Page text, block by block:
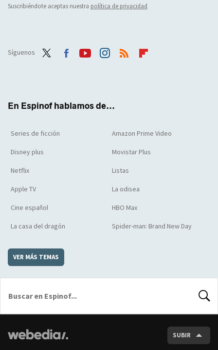
Suscribiéndote aceptas nuestra política de privacidad
Síguenos
En Espinof hablamos de...
Series de ficción Amazon Prime Video
Disney plus Movistar Plus
Netflix Listas
Apple TV La odisea
Cine español HBO Max
La casa del dragón Spider-man: Brand New Day
VER MÁS TEMAS
SUBIR